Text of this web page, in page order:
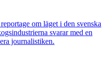
om läget i den svenska
svarar med en
journalistiken.